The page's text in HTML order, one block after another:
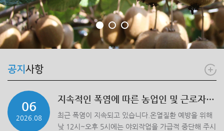
공지 사항
06
2026.08
지속적인 폭염에 따른 농업인 및 근로자 안전관리 강화
최근 폭염이 지속되고 있습니다.온열질환 예방을 위해
낮 12시~오후 5시에는 야외작업을 가급적 중단해 주시